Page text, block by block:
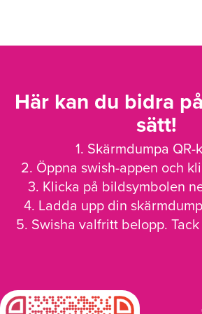
Här kan du bidra
sätt!
1. Skärmdumpa QR-
2. Öppna swish-appen och
3. Klicka på bildsymbolen
4. Ladda upp din
5. Swisha valfritt belopp.